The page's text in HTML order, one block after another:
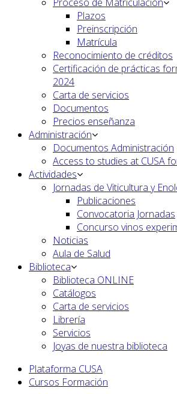
Plazos
Preinscripción
Matrícula
Reconocimiento de créditos
Certificación de prácticas
2024
Carta de servicios
Documentos
Precios enseñanza
Administración
Documentos Administración
Access to studies at CUSA
Actividades
Jornadas de Viticultura y
Publicaciones
Convocatoria Jornadas
Concurso vinos
Noticias
Aula de Salud
Biblioteca
Biblioteca ONLINE
Catálogos
Carta de servicios
Librería
Servicios
Joyas de nuestra biblioteca
Plataforma CUSA
Cursos Formación